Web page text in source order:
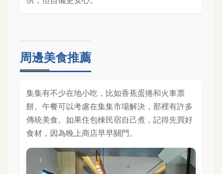
周邊美食推薦
集集有不少在地小吃，比如香蕉蛋捲和火車票
餅。午餐可以考慮在集集市場解決，那裡有許多
傳統美食。如果住包棟民宿自己煮，記得先買好
食材，因為晚上商店早早關門。